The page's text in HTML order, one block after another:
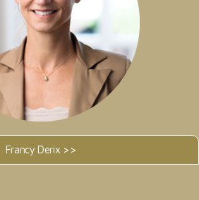
Francy Derix >>